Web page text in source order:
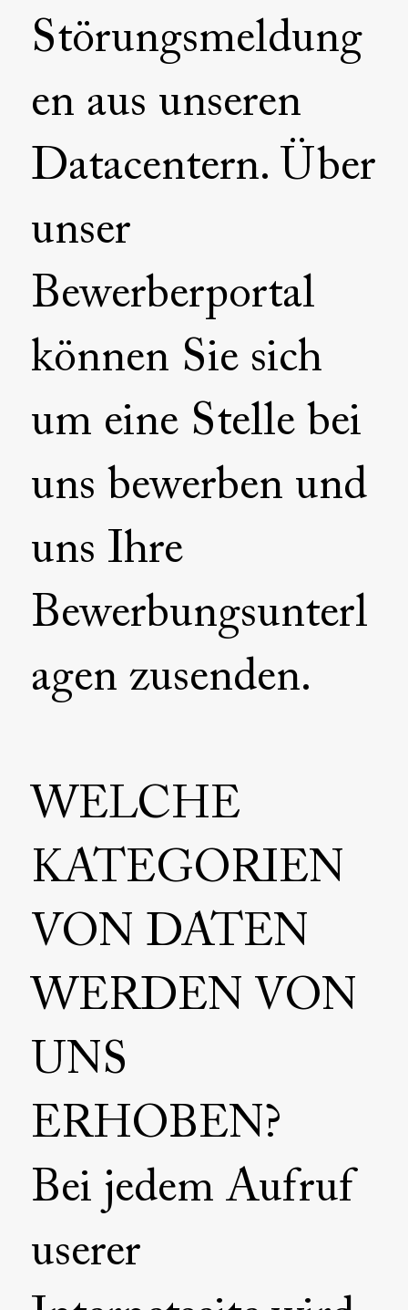
Störungsmeldung
en aus unseren
Datacentern. Über
unser
Bewerberportal
können Sie sich
um eine Stelle bei
uns bewerben und
uns Ihre
Bewerbungsunterl
agen zusenden.
WELCHE
KATEGORIEN
VON DATEN
WERDEN VON
UNS
ERHOBEN?
Bei jedem Aufruf
userer